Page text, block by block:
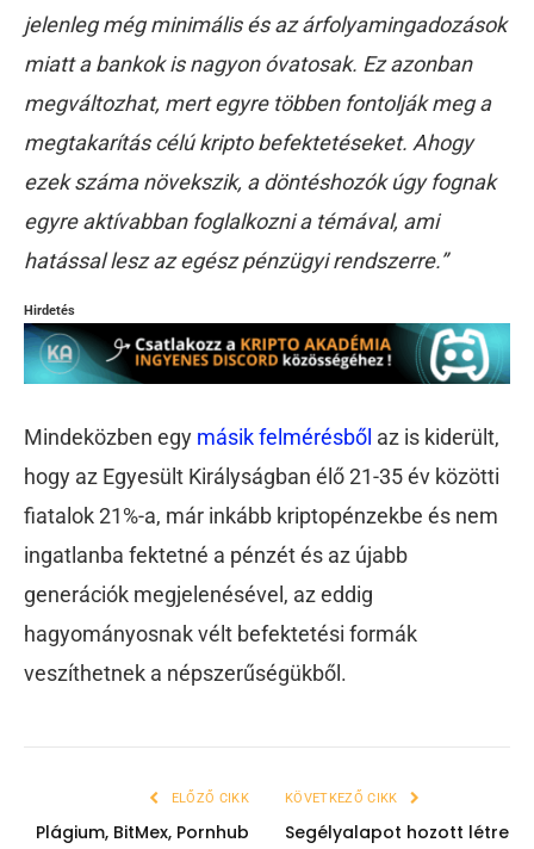
jelenleg még minimális és az árfolyamingadozások
miatt a bankok is nagyon óvatosak. Ez azonban
megváltozhat, mert egyre többen fontolják meg a
megtakarítás célú kripto befektetéseket. Ahogy
ezek száma növekszik, a döntéshozók úgy fognak
egyre aktívabban foglalkozni a témával, ami
hatással lesz az egész pénzügyi rendszerre.”
Hirdetés
Mindeközben egy másik felmérésből az is kiderült,
hogy az Egyesült Királyságban élő 21-35 év közötti
fiatalok 21%-a, már inkább kriptopénzekbe és nem
ingatlanba fektetné a pénzét és az újabb
generációk megjelenésével, az eddig
hagyományosnak vélt befektetési formák
veszíthetnek a népszerűségükből.
ELŐZŐ CIKK
Plágium, BitMex, Pornhub
KÖVETKEZŐ CIKK
Segélyalapot hozott létre